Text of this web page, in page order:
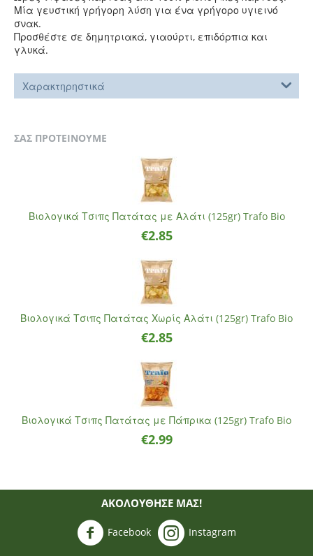
Μία γευστική γρήγορη λύση για ένα γρήγορο υγιεινό
σνακ.
Προσθέστε σε δημητριακά, γιαούρτι, επιδόρπια και
γλυκά.
Χαρακτηρηστικά
ΣΑΣ ΠΡΟΤΕΙΝΟΥΜΕ
Βιολογικά Τσιπς Πατάτας με Αλάτι (125gr) Trafo Bio
€2.85
Βιολογικά Τσιπς Πατάτας Χωρίς Αλάτι (125gr) Trafo Bio
€2.85
Βιολογικά Τσιπς Πατάτας με Πάπρικα (125gr) Trafo Bio
€2.99
ΑΚΟΛΟΥΘΗΣΈ ΜΑΣ!
Facebook Instagram